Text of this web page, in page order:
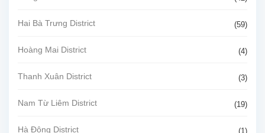
Hai Bà Trưng District (59)
Hoàng Mai District (4)
Thanh Xuân District (3)
Nam Từ Liêm District (19)
Hà Đông District (1)